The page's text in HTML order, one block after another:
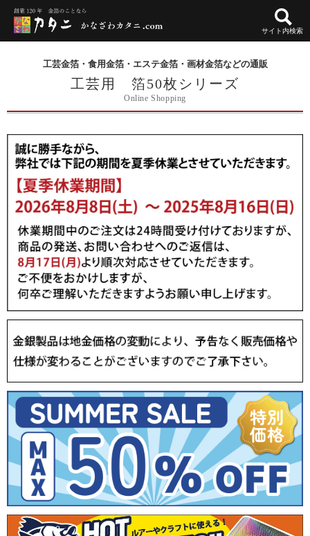
サイト内検索
工芸金箔・食用金箔・エステ金箔・画材金箔などの通販
工芸用 箔50枚シリーズ
Online Shopping